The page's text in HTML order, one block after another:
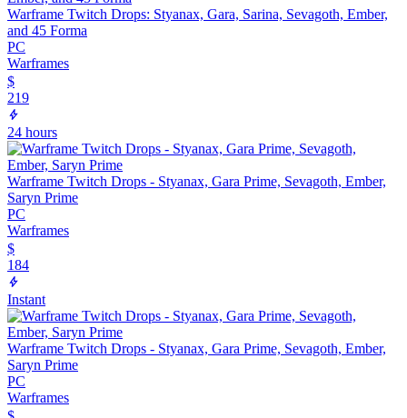
Warframe Twitch Drops: Styanax, Gara, Sarina, Sevagoth, Ember,
and 45 Forma
PC
Warframes
$
219
24 hours
Warframe Twitch Drops - Styanax, Gara Prime, Sevagoth, Ember,
Saryn Prime
PC
Warframes
$
184
Instant
Warframe Twitch Drops - Styanax, Gara Prime, Sevagoth, Ember,
Saryn Prime
PC
Warframes